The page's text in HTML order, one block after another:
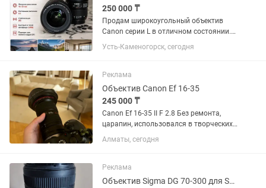
250 000 ₸
Продам широкоугольный объектив
Canon серии L в отличном состоянии.
Canon EF 16-35mm f/4L IS USM.
Отличное состояние, стекла чистые,
стабилизация работают идеально....
Усть-Каменогорск, сегодня
Реклама
Объектив Canon Ef 16-35
245 000 ₸
Canon Ef 16-35 II F 2.8 Без ремонта,
царапин, использовался в творческих
целях, в банкетах не был. Состояние
10/10. Торг минимальный. Продаю так
Алматы, сегодня
Реклама
Объектив Sigma DG 70-300 для Sony